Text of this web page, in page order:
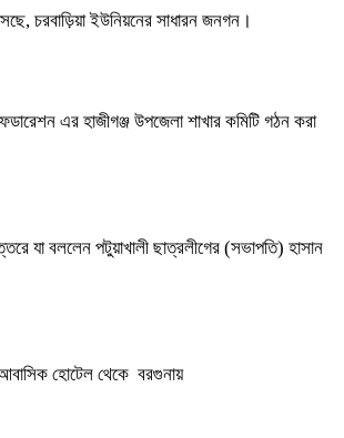
চরবাড়িয়া ইউনিয়নের সাধারন জনগন।
এর হাজীগঞ্জ উপজেলা শাখার কমিটি গঠন করা
যা বললেন পটুয়াখালী ছাত্রলীগের (সভাপতি) হাসান
হোটেল থেকে বরগুনায়